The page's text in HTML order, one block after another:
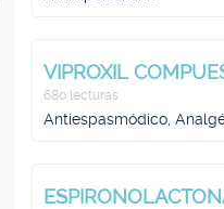
VIPROXIL
680 lecturas
Antiespasmódico,